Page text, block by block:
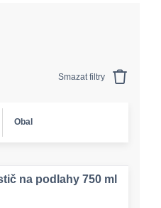
Smazat filtry
Obal
na podlahy 750 ml